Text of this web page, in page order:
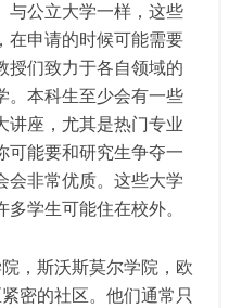
与公立大学一样，这些
在申请的时候可能需要
授们致力于各自领域的
。本科生至少会有一些
讲座，尤其是热门专业
可能要和研究生争夺一
会非常优质。这些大学
学生可能住在校外。
，斯沃斯莫尔学院，欧
密的社区。他们通常只